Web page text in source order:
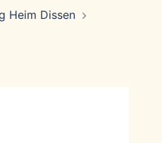
Heim Dissen